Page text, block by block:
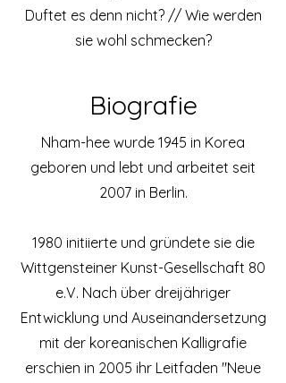
Duftet es denn nicht? // Wie werden
sie wohl schmecken?
Biografie
Nham-hee wurde 1945 in Korea
geboren und lebt und arbeitet seit
2007 in Berlin.
1980 initiierte und gründete sie die
Wittgensteiner Kunst-Gesellschaft 80
e.V. Nach über dreijähriger
Entwicklung und Auseinandersetzung
mit der koreanischen Kalligrafie
erschien in 2005 ihr Leitfaden "Neue